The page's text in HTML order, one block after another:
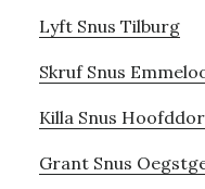
Lyft Snus Tilburg
Skruf Snus
Killa Snus
Grant Snus